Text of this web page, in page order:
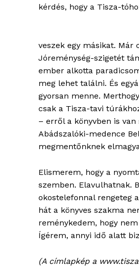
kérdés, hogy a Tisza-
veszek egy másikat.
Jóreménység-szigetét
ember alkotta
meg lehet találni. És
gyorsan menne.
csak a Tisza-tavi
– erről a könyvben is
Abádszalóki-medence
megmentőnknek
Elismerem, hogy a
szemben. Elavulhatnak.
okostelefonnal rengeteg
hát a könyves szakma
reménykedem, hogy
Ígérem, annyi idő alatt
(A címlapkép a